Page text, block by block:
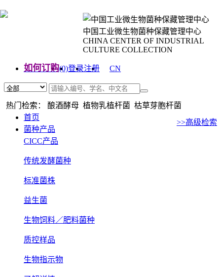
中国工业微生物菌种保藏管理中心
CHINA CENTER OF INDUSTRIAL
CULTURE COLLECTION
如何订购(0)登录注册
CN
热门检索： 酿酒酵母 植物乳植杆菌 枯草芽胞杆菌
>>高级检索
首页
菌种产品
CICC产品
传统发酵菌种
标准菌株
益生菌
生物饲料／肥料菌种
质控样品
生物指示物